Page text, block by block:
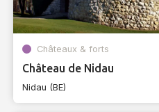
Châteaux & forts
Château de Nidau
Nidau (BE)